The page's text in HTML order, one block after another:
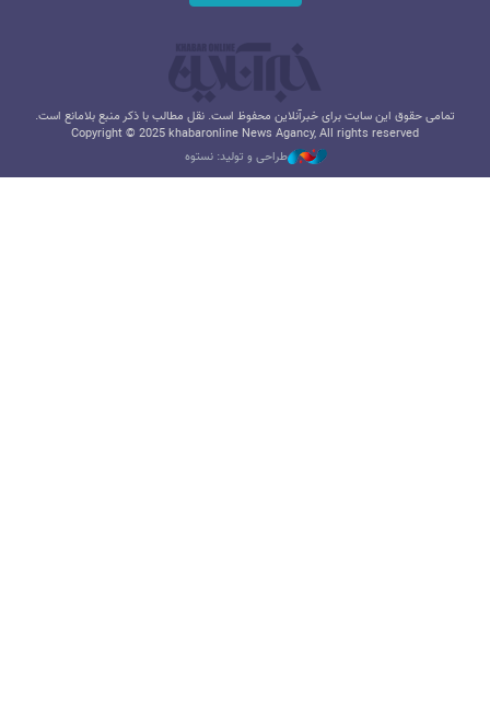
تمامی حقوق این سایت برای خبرآنلاین محفوظ است. نقل مطالب با ذکر منبع بلامانع است.
Copyright © 2025 khabaronline News Agancy, All rights reserved
طراحی و تولید: نستوه